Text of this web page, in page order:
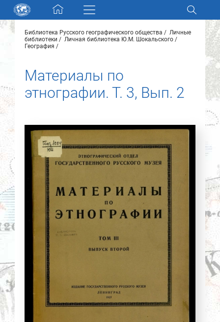
Skip navigation
Разделы и коллекции
Новости
О нас
Контакты
Партнеры
Библиотека Русского географического общества
Личные
библиотеки
Личная библиотека Ю.М. Шокальского
География
Материалы по
этнографии. Т. 3, Вып. 2